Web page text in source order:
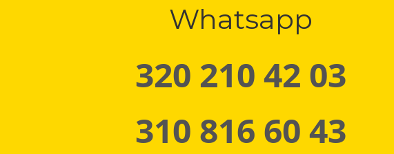
Whatsapp
320 210 42 03
310 816 60 43